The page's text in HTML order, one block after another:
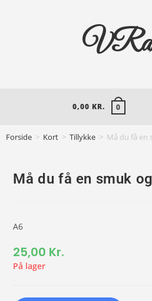
0,00 KR. 0
Forside > Kort > Tillykke > Må du få en
Må du få en smuk
A6
25,00 Kr.
På lager